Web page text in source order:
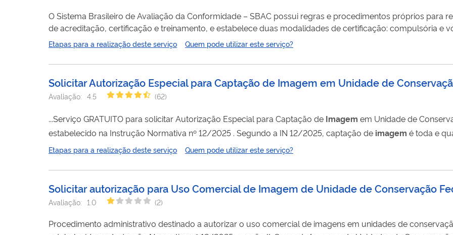
O Sistema Brasileiro de Avaliação da Conformidade – SBAC possui regras e procedimentos próprios para
de acreditação, certificação e treinamento, e estabelece duas modalidades de certificação: compulsória e
certificação de produtos orgânicos é compulsória e foi estabelecida pela Lei 10.831/2003 e regulamentada
passe por um...
Etapas para a realização deste serviço Quem pode utilizar este serviço?
Solicitar Autorização Especial para Captação de Imagem em Unidade de
Avaliação: 4.5 (62)
...Serviço GRATUITO para solicitar Autorização Especial para Captação de Imagem em Unidade de
estabelecido na Instrução Normativa nº 12/2025 . Segundo a IN 12/2025, captação de imagem é toda e
captação deimagem, qualquer que seja sua finalidade, comercial ou não, que resulte em: produto,
Etapas para a realização deste serviço Quem pode utilizar este serviço?
Solicitar autorização para Uso Comercial de Imagem de Unidade de Conservação
Avaliação: 1.0 (2)
Procedimento administrativo destinado a autorizar o uso comercial de imagens em unidades de